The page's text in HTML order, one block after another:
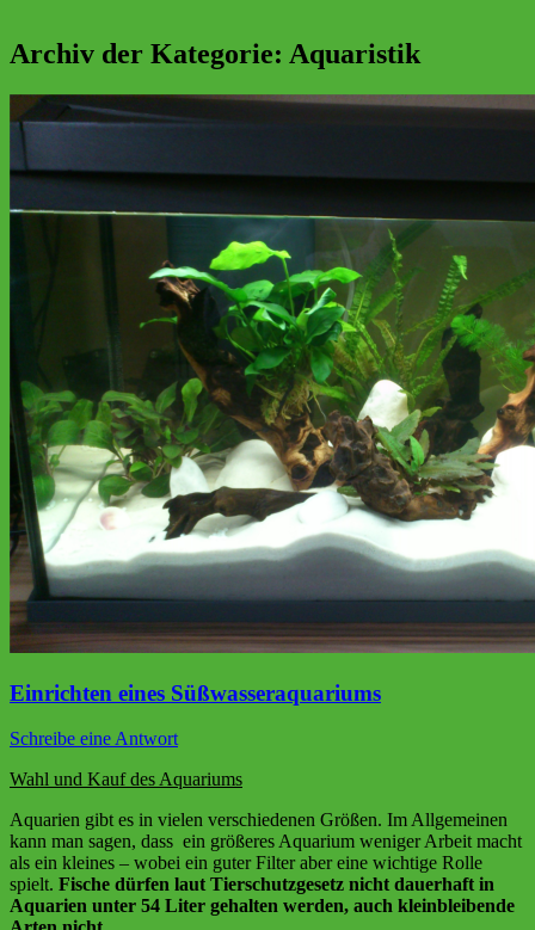
Archiv der Kategorie: Aquaristik
Einrichten eines Süßwasseraquariums
Schreibe eine Antwort
Wahl und Kauf des Aquariums
Aquarien gibt es in vielen verschiedenen Größen. Im Allgemeinen
kann man sagen, dass ein größeres Aquarium weniger Arbeit macht
als ein kleines – wobei ein guter Filter aber eine wichtige Rolle
spielt. Fische dürfen laut Tierschutzgesetz nicht dauerhaft in
Aquarien unter 54 Liter gehalten werden, auch kleinbleibende